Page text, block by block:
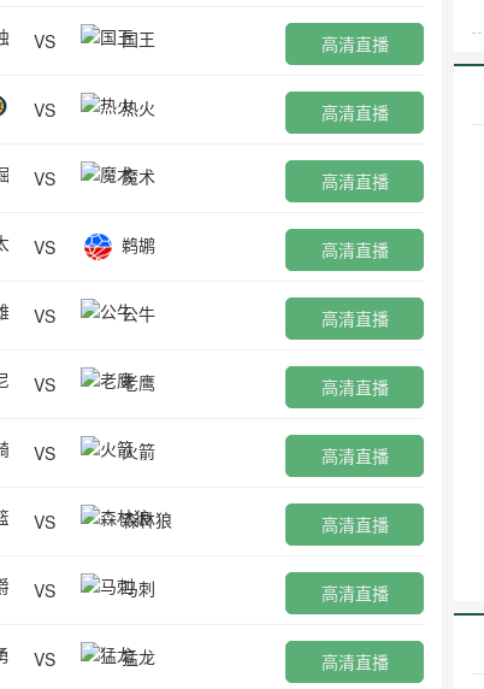
VS 国王 高清直播
VS 热火 高清直播
VS 魔术 高清直播
VS 鹈鹕 高清直播
VS 公牛 高清直播
VS 老鹰 高清直播
VS 火箭 高清直播
VS 森林狼 高清直播
VS 马刺 高清直播
VS 猛龙 高清直播